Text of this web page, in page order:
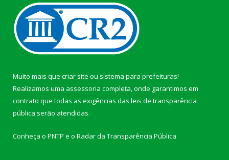
Muito mais que criar site ou sistema para prefeituras!
Realizamos uma assessoria completa, onde garantimos em
contrato que todas as exigências das leis de transparência
pública serão atendidas.
Conheça o PNTP e o Radar da Transparência Pública